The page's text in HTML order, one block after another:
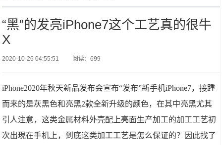
“黑”的发亮iPhone7这个工艺真的很牛
X
2020-10-26 04:55:51 阅读：699
iPhone2020年秋天新品发布会宣布“发布”新手机iPhone7，接踵
而来的是灰黑色和亮黑2款全新升级的颜色，在其中亮黑尤其
引人注意，这类金属材料外壳配上亮面生产加工的加工工艺初
次出現在手机上，到底这类加工工艺是怎么保证的？因此找了